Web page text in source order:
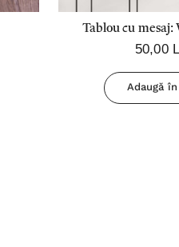
Tablou cu mesaj:
Domnul din50,00
Adaugă